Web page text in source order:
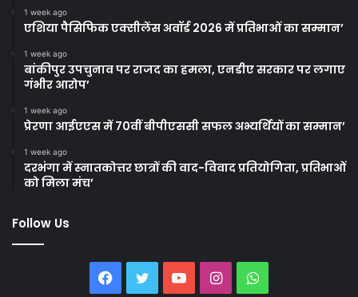
1 week ago
एशिया पैसिफिक एक्सीलेंस अवॉर्ड 2026 में प्रतिभाओं का सम्मान’
1 week ago
बांकीपुर उपचुनाव पर राजद का हमला, एनडीए सरकार पर लगाए
गंभीर आरोप’
1 week ago
प्रेरणा आईएएस में 70वीं बीपीएससी सफल अभ्यर्थियों का सम्मान’
1 week ago
दरभंगा में स्नातकोत्तर छात्रों की वाद-विवाद प्रतियोगिता, प्रतिभाओं
को मिला मंच’
Follow Us
Facebook
TwitterYouTubeInstagramWhatsApp